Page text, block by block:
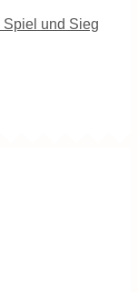
Spiel und Sieg